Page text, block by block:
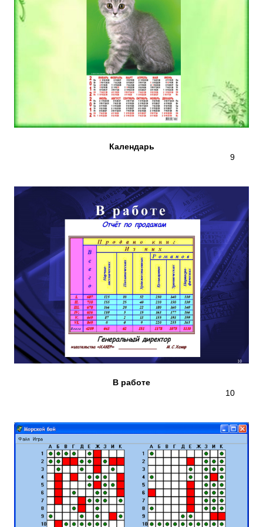
Календарь
9
В работе
10